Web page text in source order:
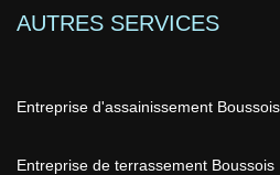
AUTRES SERVICES
Entreprise d'assainissement Boussois
Entreprise de terrassement Boussois